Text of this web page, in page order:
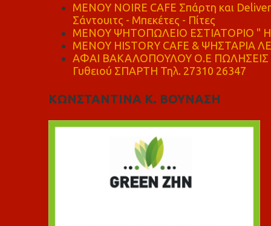
MENOY NOIRE CAFE Σπάρτη και
Σάντουιτς - Μπεκέτες - Πίτες
ΜΕΝΟΥ ΨΗΤΟΠΩΛΕΙΟ ΕΣΤΙΑΤΟΡΙΟ "
ΜΕΝΟΥ HISTORY CAFE & ΨΗΣΤΑΡΙΑ
ΑΦΑΙ ΒΑΚΑΛΟΠΟΥΛΟΥ Ο.Ε ΠΩΛΗΣΕΙΣ
Γυθειού ΣΠΑΡΤΗ Τηλ. 27310 26347
ΚΩΝΣΤΑΝΤΙΝΑ Κ. ΒΟΥΝΑΣΗ